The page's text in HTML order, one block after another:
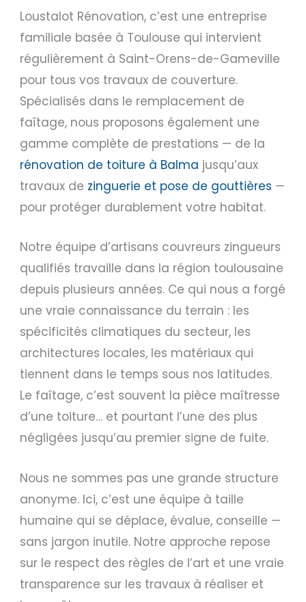
Loustalot Rénovation, c’est une entreprise
familiale basée à Toulouse qui intervient
régulièrement à Saint-Orens-de-Gameville
pour tous vos travaux de couverture.
Spécialisés dans le remplacement de
faîtage, nous proposons également une
gamme complète de prestations — de la
rénovation de toiture à Balma jusqu’aux
travaux de zinguerie et pose de gouttières —
pour protéger durablement votre habitat.
Notre équipe d’artisans couvreurs zingueurs
qualifiés travaille dans la région toulousaine
depuis plusieurs années. Ce qui nous a forgé
une vraie connaissance du terrain : les
spécificités climatiques du secteur, les
architectures locales, les matériaux qui
tiennent dans le temps sous nos latitudes.
Le faîtage, c’est souvent la pièce maîtresse
d’une toiture… et pourtant l’une des plus
négligées jusqu’au premier signe de fuite.
Nous ne sommes pas une grande structure
anonyme. Ici, c’est une équipe à taille
humaine qui se déplace, évalue, conseille —
sans jargon inutile. Notre approche repose
sur le respect des règles de l’art et une vraie
transparence sur les travaux à réaliser et